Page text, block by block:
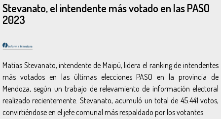
Stevanato, el intendente más votado en las PASO
2023
Matías Stevanato, intendente de Maipú, lidera el ranking de intendentes
más votados en las últimas elecciones PASO en la provincia de
Mendoza, según un trabajo de relevamiento de información electoral
realizado recientemente. Stevanato, acumuló un total de 45.441 votos,
convirtiéndose en el jefe comunal más respaldado por los votantes.